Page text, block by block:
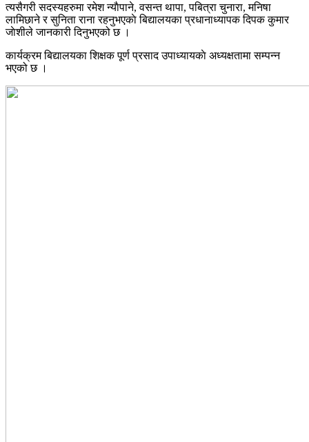
त्यसैगरी सदस्यहरुमा रमेश न्याैपाने, वसन्त थापा, पबित्रा चुनारा, मनिषा
लामिछाने र सुनिता राना रहनुभएकाे बिद्यालयका प्रधानाध्यापक दिपक कुमार
जाेशीले जानकारी दिनुभएको छ ।
कार्यक्रम बिद्यालयका शिक्षक पूर्ण प्रसाद उपाध्यायकाे अध्यक्षतामा सम्पन्न
भएको छ ।